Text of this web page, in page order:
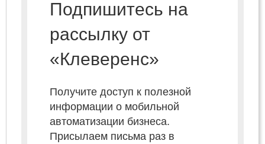
Подпишитесь на
рассылку от
«Клеверенс»
Получите доступ к полезной
информации о мобильной
автоматизации бизнеса.
Присылаем письма раз в